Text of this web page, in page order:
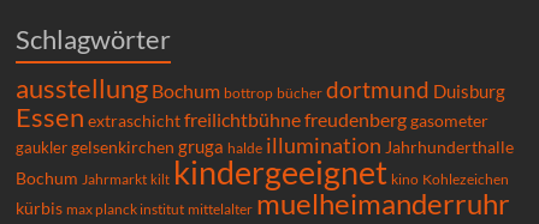
Schlagwörter
ausstellung Bochum bottrop bücher dortmund Duisburg
Essen extraschicht freilichtbühnefreudenberg gasometer
gaukler gelsenkirchen gruga halde illumination Jahrhunderthalle
Bochum Jahrmarkt kilt kindergeeignet kino Kohlezeichen
kürbis max planck institut mittelalter muelheimanderruhr